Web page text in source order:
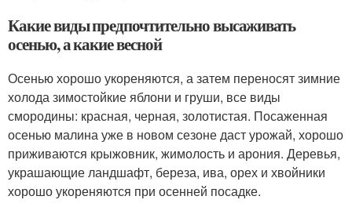
Какие виды предпочтительно высаживать
осенью, а какие весной
Осенью хорошо укореняются, а затем переносят зимние
холода зимостойкие яблони и груши, все виды
смородины: красная, черная, золотистая. Посаженная
осенью малина уже в новом сезоне даст урожай, хорошо
приживаются крыжовник, жимолость и арония. Деревья,
украшающие ландшафт, береза, ива, орех и хвойники
хорошо укореняются при осенней посадке.